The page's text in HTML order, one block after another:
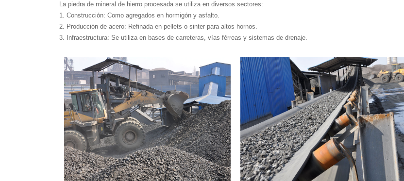
La piedra de mineral de hierro procesada se utiliza en diversos sectores:
1. Construcción: Como agregados en hormigón y asfalto.
2. Producción de acero: Refinada en pellets o sinter para altos hornos.
3. Infraestructura: Se utiliza en bases de carreteras, vías férreas y sistemas de drenaje.